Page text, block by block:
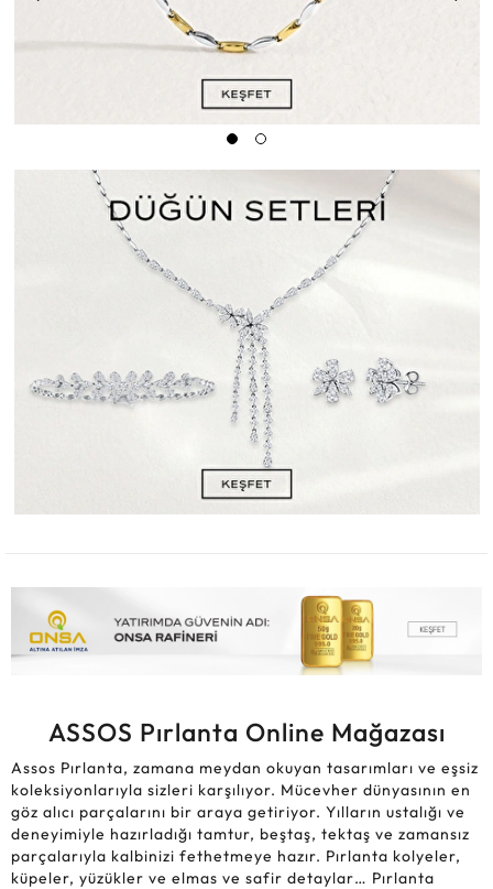
ASSOS Pırlanta Online Mağazası
Assos Pırlanta, zamana meydan okuyan tasarımları ve eşsiz
koleksiyonlarıyla sizleri karşılıyor. Mücevher dünyasının en
göz alıcı parçalarını bir araya getiriyor. Yılların ustalığı ve
deneyimiyle hazırladığı tamtur, beştaş, tektaş ve zamansız
parçalarıyla kalbinizi fethetmeye hazır. Pırlanta kolyeler,
küpeler, yüzükler ve elmas ve safir detaylar… Pırlanta